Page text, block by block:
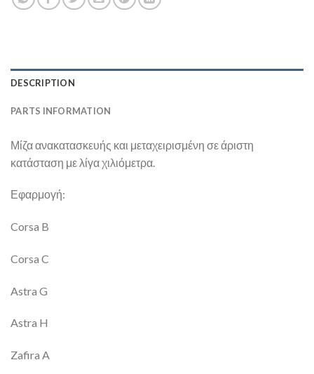
DESCRIPTION
PARTS INFORMATION
Μίζα ανακατασκευής και μεταχειρισμένη σε άριστη
κατάσταση με λίγα χιλιόμετρα.
Εφαρμογή:
Corsa B
Corsa C
Astra G
Astra H
Zafira A